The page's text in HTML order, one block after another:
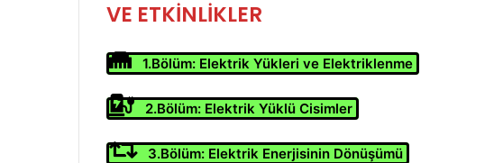
VE ETKİNLİKLER
1.Bölüm: Elektrik Yükleri ve Elektriklenme
2.Bölüm: Elektrik Yüklü Cisimler
3.Bölüm: Elektrik Enerjisinin Dönüşümü